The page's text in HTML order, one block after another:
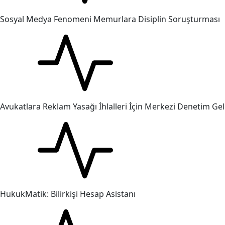
Sosyal Medya Fenomeni Memurlara Disiplin Soruşturması
Avukatlara Reklam Yasağı İhlalleri İçin Merkezi Denetim
HukukMatik: Bilirkişi Hesap Asistanı